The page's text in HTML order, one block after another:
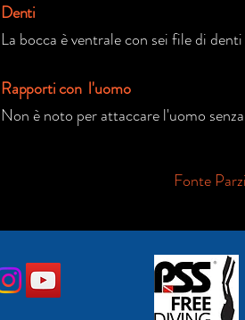
Denti
La bocca è ventrale con sei file di
Rapporti con l'uomo
Non è noto per attaccare l'uomo
Fonte